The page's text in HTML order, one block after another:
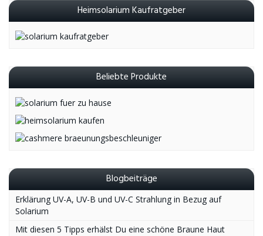
Heimsolarium Kaufratgeber
Beliebte Produkte
Blogbeiträge
Erklärung UV-A, UV-B und UV-C Strahlung in Bezug auf
Solarium
Mit diesen 5 Tipps erhälst Du eine schöne Braune Haut